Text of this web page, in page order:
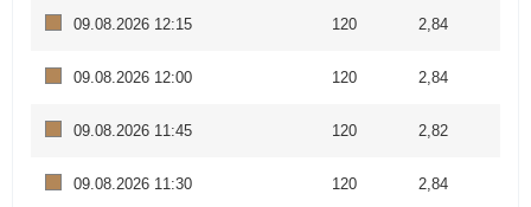
09.08.2026 12:15 120 2,84
09.08.2026 12:00 120 2,84
09.08.2026 11:45 120 2,82
09.08.2026 11:30 120 2,84